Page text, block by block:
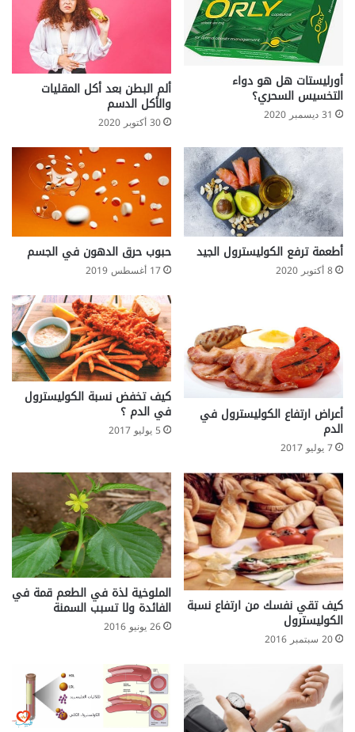
m
h
r
e
i
أورليستات هل هو دواء
التخسيس السحري؟
31 ديسمبر 2020
ألم البطن بعد أكل المقليات
والأكل الدسم
30 أكتوبر 2020
أطعمة ترفع الكوليسترول الجيد
8 أكتوبر 2020
حبوب حرق الدهون في الجسم
17 أغسطس 2019
أعراض ارتفاع الكوليسترول في
الدم
7 يوليو 2017
كيف تخفض نسبة الكوليسترول
في الدم ؟
5 يوليو 2017
كيف تقي نفسك من ارتفاع نسبة
الكوليسترول
20 سبتمبر 2016
الملوخية لذة في الطعم قمة في
الفائدة ولا تسبب السمنة
26 يونيو 2016